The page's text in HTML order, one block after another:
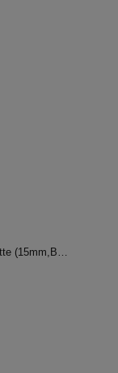
Schildkröt Fitness SK Fitness Fitnessmatte (15mm,BLACK